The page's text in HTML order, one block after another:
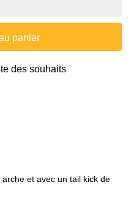
panier
des souhaits
et avec un tail kick de